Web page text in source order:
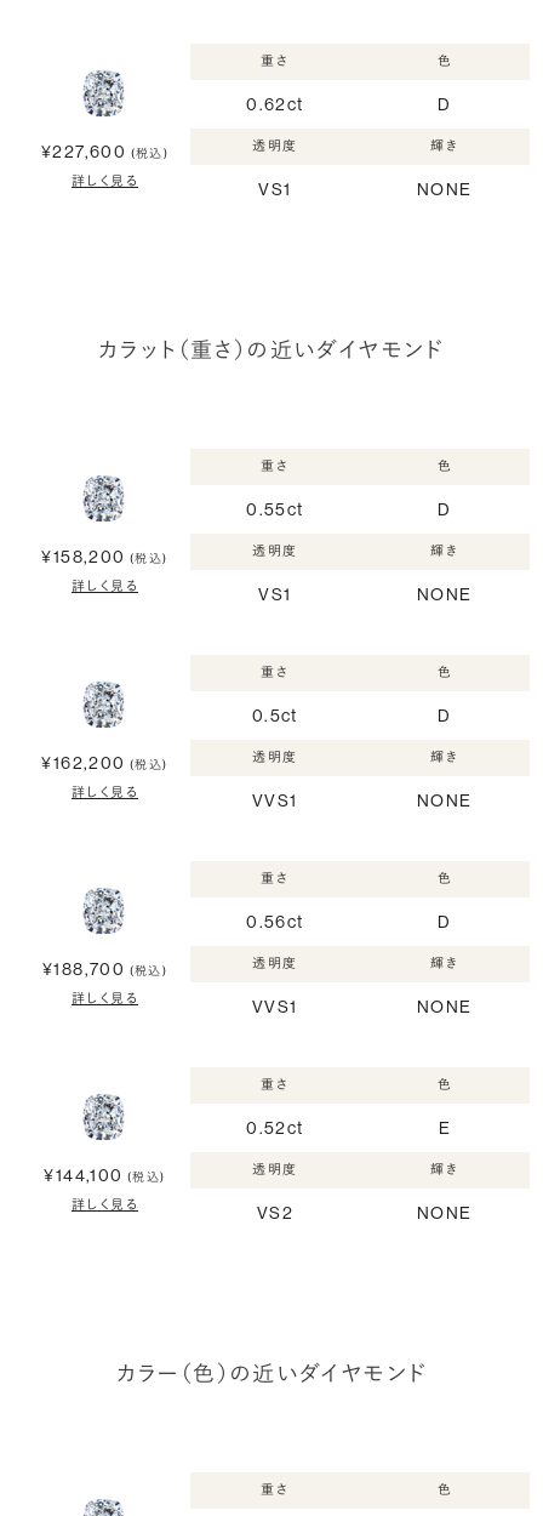
¥227,600 (税込)
詳しく見る
重さ
0.62ct
色
D
透明度
VS1
輝き
NONE
カラット（重さ）の近いダイヤモンド
¥158,200 (税込)
詳しく見る
重さ
0.55ct
色
D
透明度
VS1
輝き
NONE
¥162,200 (税込)
詳しく見る
重さ
0.5ct
色
D
透明度
VVS1
輝き
NONE
¥188,700 (税込)
詳しく見る
重さ
0.56ct
色
D
透明度
VVS1
輝き
NONE
¥144,100 (税込)
詳しく見る
重さ
0.52ct
色
E
透明度
VS2
輝き
NONE
カラー（色）の近いダイヤモンド
重さ 色